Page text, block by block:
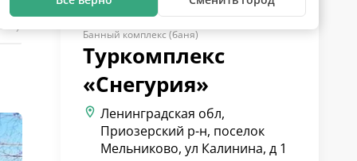
Банный комплекс (баня)
Туркомплекс
«Снегурия»
Ленинградская обл,
Приозерский р-н, поселок
Мельниково, ул Калинина, д 1